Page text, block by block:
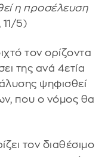
η προσέλευση
11/5)
τον ορίζοντα
της ανά 4ετία
ψηφισθεί
που ο νόμος θα
τον διαθέσιμο